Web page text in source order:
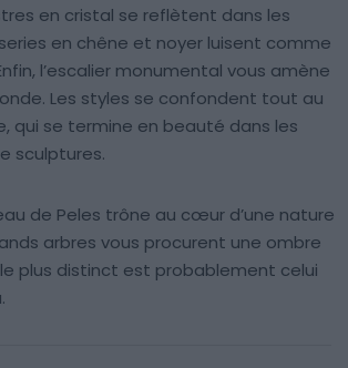
en cristal se reflètent dans les
en chêne et noyer luisent comme
l’escalier monumental vous amène
Les styles se confondent tout au
qui se termine en beauté dans les
sculptures.
de Peles trône au cœur d’une nature
arbres vous procurent une ombre
plus distinct est probablement celui